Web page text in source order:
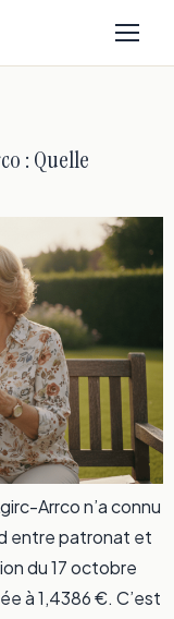
: Quelle
Arrco n’a connu
entre patronat et
du 17 octobre
à 1,4386 €. C’est